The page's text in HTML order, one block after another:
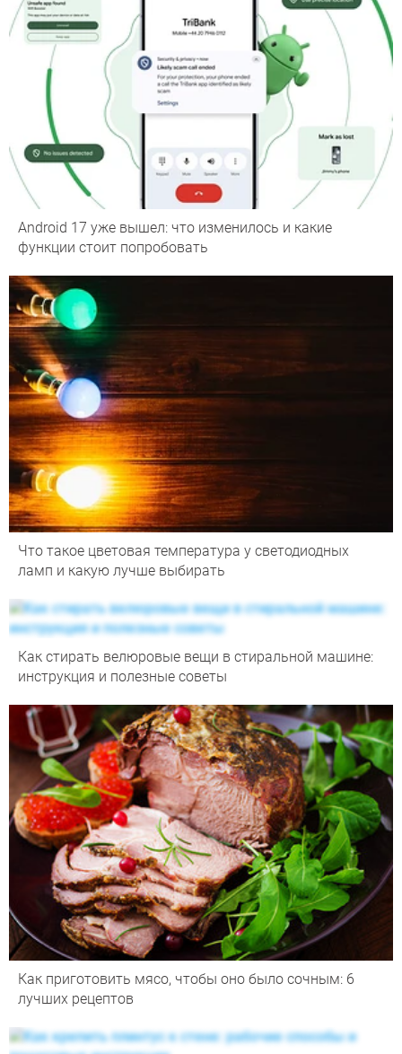
Android 17 уже вышел: что изменилось и какие
функции стоит попробовать
Что такое цветовая температура у светодиодных
ламп и какую лучше выбирать
Как стирать велюровые вещи в стиральной машине:
инструкция и полезные советы
Как приготовить мясо, чтобы оно было сочным: 6
лучших рецептов